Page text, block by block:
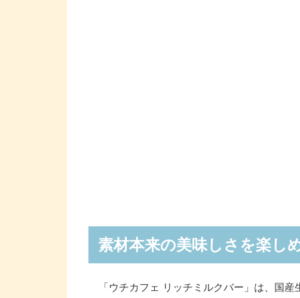
素材本来の美味しさを楽し
「ウチカフェ リッチミルクバー」は、国産